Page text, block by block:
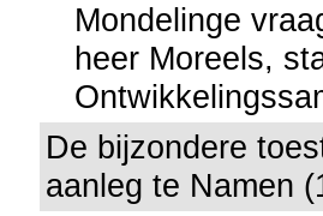
Mondelinge
heer Moreels,
De bijzondere
aanleg te Namen